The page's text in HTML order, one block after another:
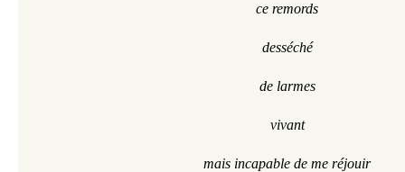
ce remords
desséché
de larmes
vivant
mais incapable de me réjouir